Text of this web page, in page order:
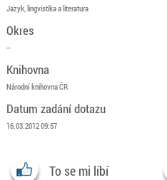
Jazyk, lingvistika a literatura
Okres
--
Knihovna
Národní knihovna ČR
Datum zadání dotazu
16.03.2012 09:57
To se mi líbí